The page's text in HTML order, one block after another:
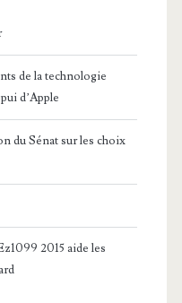
de la technologie
d’Apple
du Sénat sur les choix
2015 aide les